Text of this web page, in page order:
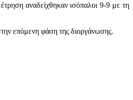
αναδείχθηκαν ισόπαλοι 9-9 με τη
επόμενη φάση της διοργάνωσης.